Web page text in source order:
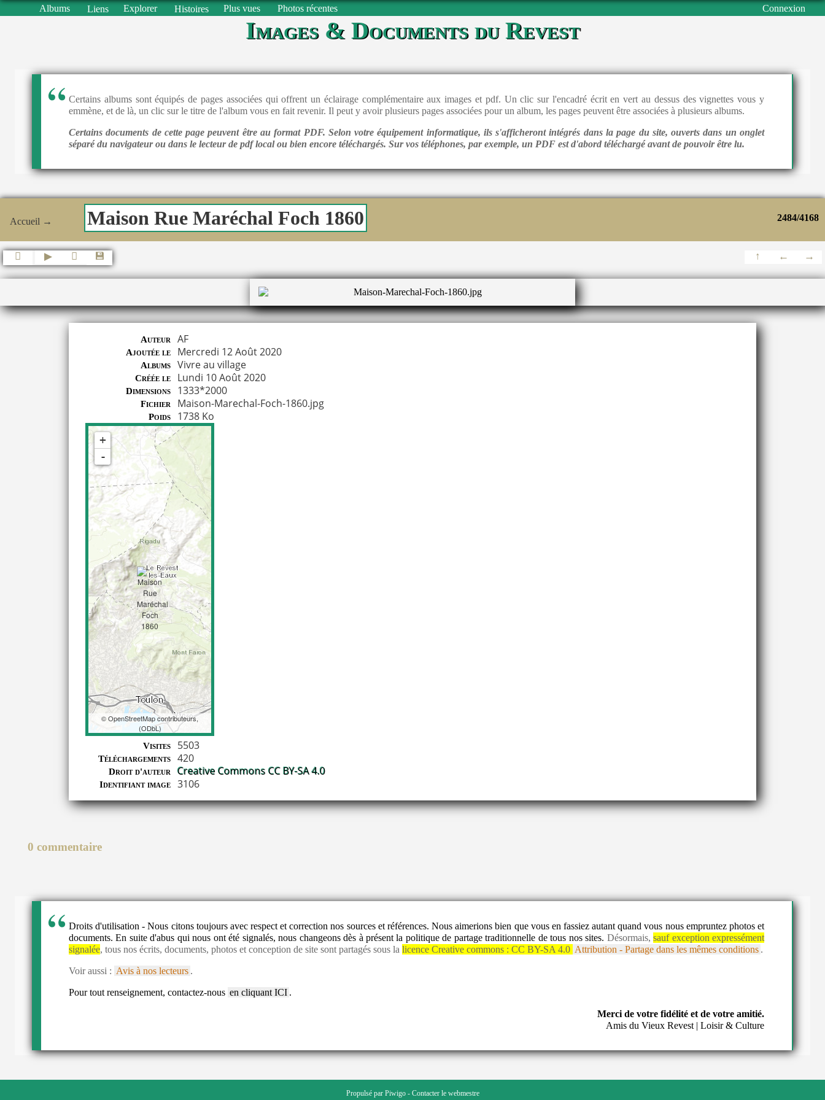
Albums Liens Explorer Histoires Plus vues Photos récentes Connexion
Images & Documents du Revest
Certains albums sont équipés de pages associées qui offrent un éclairage complémentaire aux images et pdf. Un clic sur l'encadré écrit en vert au dessus des vignettes vous y
emmène, et de là, un clic sur le titre de l'album vous en fait revenir. Il peut y avoir plusieurs pages associées pour un album, les pages peuvent être associées à plusieurs albums.
Certains documents de cette page peuvent être au format PDF. Selon votre équipement informatique, ils s'afficheront intégrés dans la page du site, ouverts dans un onglet
séparé du navigateur ou dans le lecteur de pdf local ou bien encore téléchargés. Sur vos téléphones, par exemple, un PDF est d'abord téléchargé avant de pouvoir être lu.
2484/4168
Accueil → Maison Rue Maréchal Foch 1860
Auteur AF
Ajoutée le Mercredi 12 Août 2020
Albums Vivre au village
Créée le Lundi 10 Août 2020
Dimensions 1333*2000
Fichier Maison-Marechal-Foch-1860.jpg
Poids 1738 Ko
Coordonnées
+
-
©OpenStreetMapcontributeurs,
(ODbL)
Visites
5503
Téléchargements 420
Droit d'auteur Creative Commons CC BY-SA 4.0
Identifiant image 3106
0 commentaire
Droits d'utilisation - Nous citons toujours avec respect et correction nos sources et références. Nous aimerions bien que vous en fassiez autant quand vous nous empruntez photos et
documents. En suite d'abus qui nous ont été signalés, nous changeons dès à présent la politique de partage traditionnelle de tous nos sites. Désormais,sauf exception expressément
signalée, tous nos écrits, documents, photos et conception de site sont partagés sous la licence Creative commons : CC BY-SA 4.0 Attribution - Partage dans les mêmes conditions .
Voir aussi : Avis à nos lecteurs .
Pour tout renseignement, contactez-nous en cliquant ICI .
Merci de votre fidélité et de votre amitié.
Amis du Vieux Revest | Loisir & Culture
Propulsé par Piwigo- Contacter le webmestre